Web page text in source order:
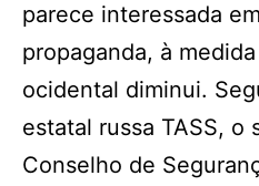
parece interessada
propaganda, à
ocidental diminui.
estatal russa TASS, o
Conselho de